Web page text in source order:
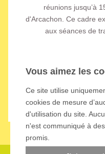
réunions jusqu’à
d'Arcachon. Ce cadre
aux séances de
Pensez à réserver
votre repas sur
Découvrez
Vous aimez les
Ce site utilise
cookies de mesure
d'utilisation du site.
n'est communiqué à des
promis.